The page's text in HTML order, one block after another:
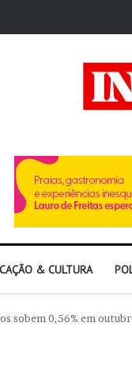
& CULTURA
sobem 0,56% em